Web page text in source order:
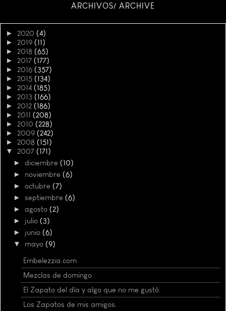
ARCHIVOS/ ARCHIVE
► 2020 (4)
► 2019 (11)
► 2018 (65)
► 2017 (177)
► 2016 (357)
► 2015 (134)
► 2014 (185)
► 2013 (166)
► 2012 (186)
► 2011 (208)
► 2010 (228)
► 2009 (242)
► 2008 (151)
▼ 2007 (171)
► diciembre (10)
► noviembre (6)
► octubre (7)
► septiembre (6)
► agosto (2)
► julio (3)
► junio (6)
▼ mayo (9)
Embelezzia.com
Mezclas de domingo
El Zapato del día y algo que no me gustó.
Los Zapatos de mis amigos.